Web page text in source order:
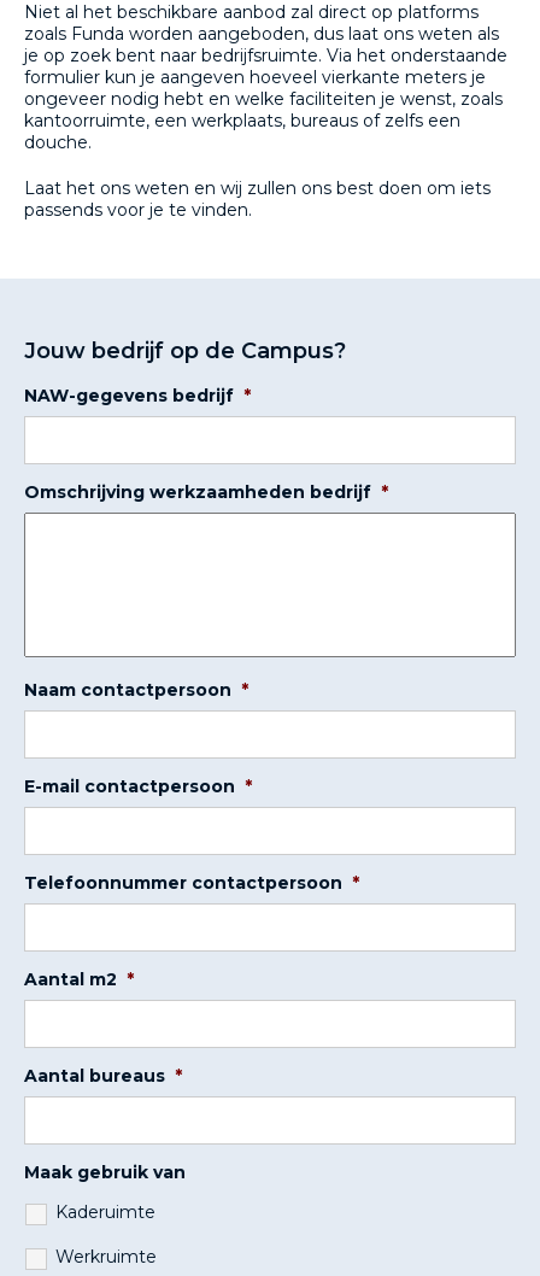
Niet al het beschikbare aanbod zal direct op platforms
zoals Funda worden aangeboden, dus laat ons weten als
je op zoek bent naar bedrijfsruimte. Via het onderstaande
formulier kun je aangeven hoeveel vierkante meters je
ongeveer nodig hebt en welke faciliteiten je wenst, zoals
kantoorruimte, een werkplaats, bureaus of zelfs een
douche.
Laat het ons weten en wij zullen ons best doen om iets
passends voor je te vinden.
Jouw bedrijf op de Campus?
NAW-gegevens bedrijf *
Omschrijving werkzaamheden bedrijf *
Naam contactpersoon *
E-mail contactpersoon *
Telefoonnummer contactpersoon *
Aantal m2 *
Aantal bureaus *
Maak gebruik van
Kaderuimte
Werkruimte